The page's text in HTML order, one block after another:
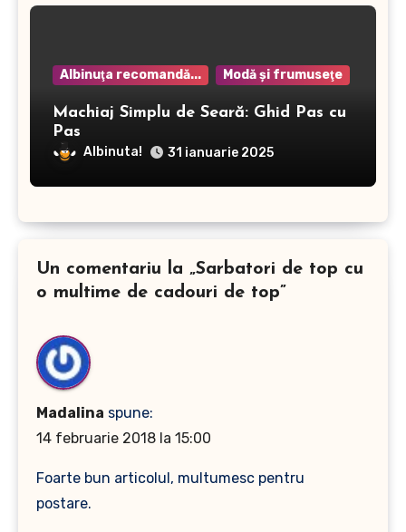
Albinuţa recomandă... Modă şi frumuseţe
Machiaj Simplu de Seară: Ghid Pas cu
Pas
Albinuta! 31 ianuarie 2025
Un comentariu la „Sarbatori de top cu
o multime de cadouri de top”
Madalina spune:
14 februarie 2018 la 15:00
Foarte bun articolul, multumesc pentru
postare.